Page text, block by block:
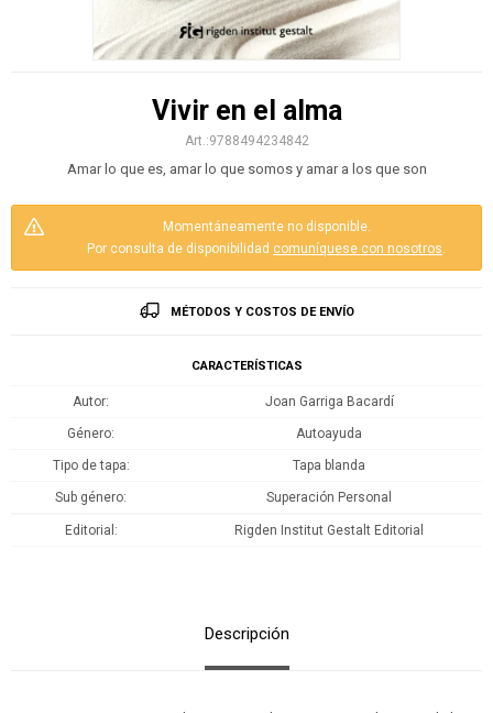
Vivir en el alma
9788494234842
Amar lo que es, amar lo que somos y amar a los que son
Momentáneamente no disponible.
Por consulta de disponibilidad comuníquese con nosotros.
MÉTODOS Y COSTOS DE ENVÍO
CARACTERÍSTICAS
Autor Joan Garriga Bacardí
Género Autoayuda
Tipo de tapa Tapa blanda
Sub género Superación Personal
Editorial Rigden Institut Gestalt Editorial
Descripción